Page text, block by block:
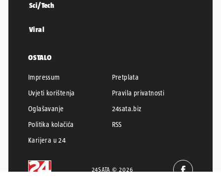
Sci/Tech
Viral
OSTALO
Impressum
Pretplata
Uvjeti korištenja
Pravila privatnosti
Oglašavanje
24sata.biz
Politika kolačića
RSS
Karijera u 24
24SATA © 2026